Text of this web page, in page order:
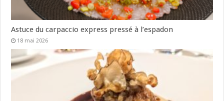
Astuce du carpaccio express pressé à l’espadon
18 mai 2026